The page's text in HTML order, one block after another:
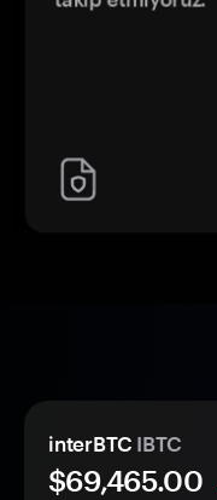
interBTC IBTC
$69,465.00